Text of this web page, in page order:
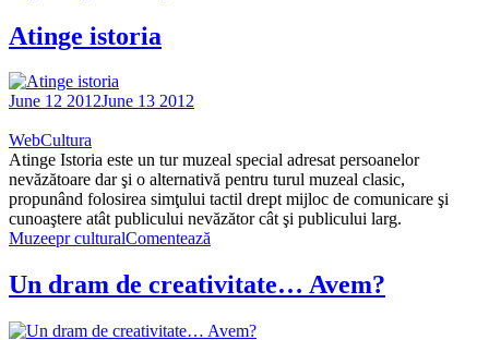
Atinge istoria
June 12 2012June 13 2012
WebCultura
Atinge Istoria este un tur muzeal special adresat persoanelor
nevăzătoare dar şi o alternativă pentru turul muzeal clasic,
propunând folosirea simţului tactil drept mijloc de comunicare şi
cunoaştere atât publicului nevăzător cât şi publicului larg.
Muzeepr culturalComentează
Un dram de creativitate… Avem?